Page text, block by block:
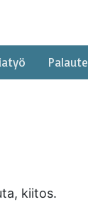
Palaute
kiitos.